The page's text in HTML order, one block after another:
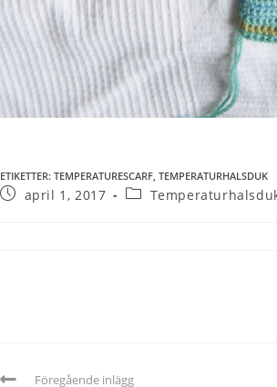
ETIKETTER: TEMPERATURESCARF TEMPERATURHALSDUK
april 1, 2017
Föregående inlägg